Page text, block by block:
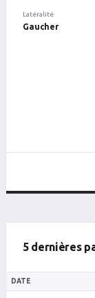
Latéralité
Gaucher
5 dernières
DATE